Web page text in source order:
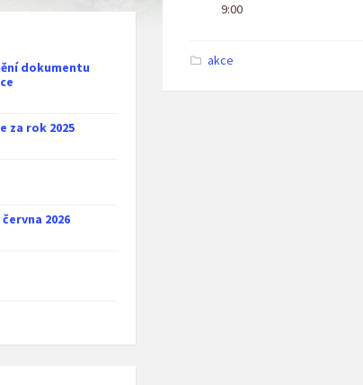
9:00
akce
dokumentu
za rok 2025
2026